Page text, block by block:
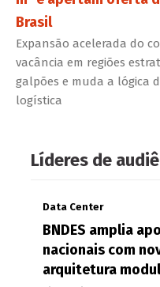
Brasil
Expansão acelerada do
vacância em regiões
galpões e muda a lógica
logística
Líderes de
Data Center
BNDES amplia
nacionais com
arquitetura